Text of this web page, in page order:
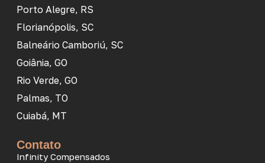
Porto Alegre, RS
Florianópolis, SC
Balneário Camboriú, SC
Goiânia, GO
Rio Verde, GO
Palmas, TO
Cuiabá, MT
Contato
Infinity Compensados